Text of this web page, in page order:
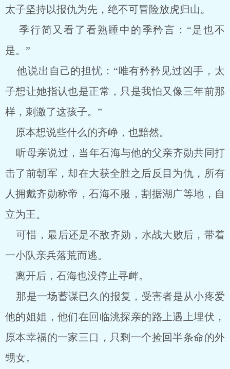
太子坚持以报仇为先，绝不可冒险放虎归山。
季行简又看了看熟睡中的季矜言：“是也不
是。”
他说出自己的担忧：“唯有矜矜见过凶手，太
子想让她指认也是正常，只是我怕又像三年前那
样，刺激了这孩子。”
原本想说些什么的齐峥，也黯然。
听母亲说过，当年石海与他的父亲齐勋共同打
击了前朝军，却在大获全胜之后反目为仇，所有
人拥戴齐勋称帝，石海不服，割据湖广等地，自
立为王。
可惜，最后还是不敌齐勋，水战大败后，带着
一小队亲兵落荒而逃。
离开后，石海也没停止寻衅。
那是一场蓄谋已久的报复，受害者是从小疼爱
他的姐姐，他们在回临洮探亲的路上遇上埋伏，
原本幸福的一家三口，只剩一个捡回半条命的外
甥女。